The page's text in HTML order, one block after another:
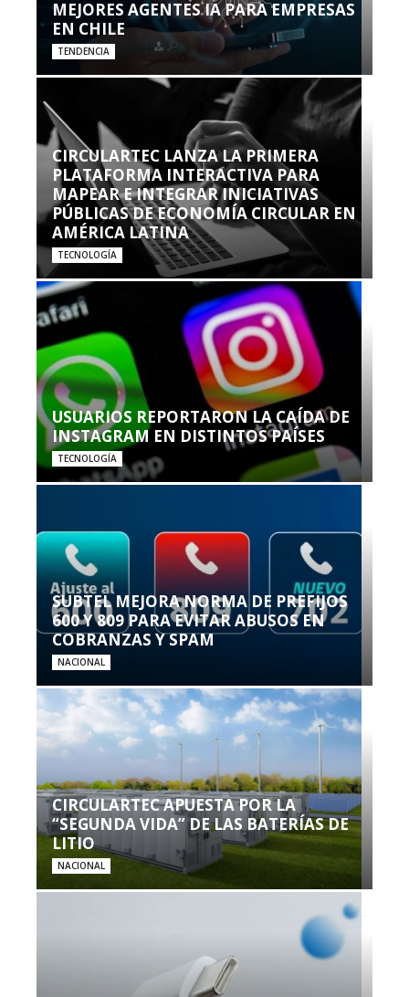
MEJORES AGENTES IA PARA EMPRESAS
EN CHILE
TENDENCIA
CIRCULARTEC LANZA LA PRIMERA
PLATAFORMA INTERACTIVA PARA
MAPEAR E INTEGRAR INICIATIVAS
PÚBLICAS DE ECONOMÍA CIRCULAR EN
AMÉRICA LATINA
TECNOLOGÍA
USUARIOS REPORTARON LA CAÍDA DE
INSTAGRAM EN DISTINTOS PAÍSES
TECNOLOGÍA
SUBTEL MEJORA NORMA DE PREFIJOS
600 Y 809 PARA EVITAR ABUSOS EN
COBRANZAS Y SPAM
NACIONAL
CIRCULARTEC APUESTA POR LA
“SEGUNDA VIDA” DE LAS BATERÍAS DE
LITIO
NACIONAL